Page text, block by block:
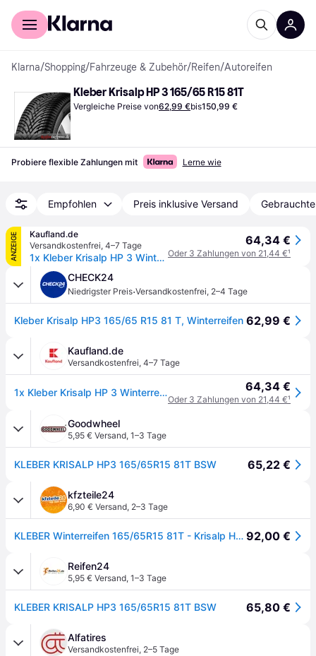
Für Shopper
Klarna/Shopping/Fahrzeuge & Zubehör/Reifen/Autoreifen
Kleber Krisalp HP 3 165/65 R15 81T
Vergleiche Preise von62,99 €bis150,99 €
Probiere flexible Zahlungen mit Lerne wie
Empfohlen Preis inklusive Versand
ANZEIGE
Kaufland.de
Versandkostenfrei, 4–7 Tage
1x Kleber Krisalp HP 3 Winterreifen 165/65 R15 81T M+S 3PMSF Reifen
64,34 €
Oder 3 Zahlungen von 21,44 €¹
CHECK24
Niedrigster Preis·Versandkostenfrei, 2–4 Tage
Kleber Krisalp HP3 165/65 R15 81 T, Winterreifen 62,99 €
Kaufland.de
Versandkostenfrei, 4–7 Tage
1x Kleber Krisalp HP 3 Winterreifen 165/65 R15 81T M+S 3PMSF Reifen 64,34 €
Oder 3 Zahlungen von 21,44 €¹
Goodwheel
5,95 € Versand, 1–3 Tage
KLEBER KRISALP HP3 165/65R15 81T BSW 65,22 €
kfzteile24
6,90 € Versand, 2–3 Tage
KLEBER Winterreifen 165/65R15 81T - Krisalp HP 3 677200 165/65 R15 92,00 €
Reifen24
5,95 € Versand, 1–3 Tage
KLEBER KRISALP HP3 165/65R15 81T BSW 65,80 €
Alfatires
Versandkostenfrei, 2–5 Tage